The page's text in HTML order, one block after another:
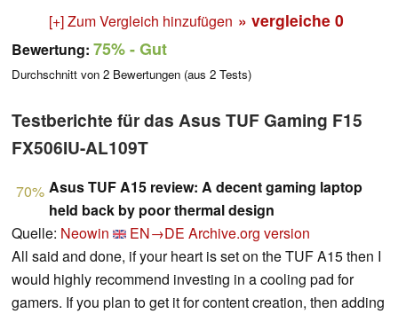
[+] Zum Vergleich hinzufügen » vergleiche 0
Bewertung: 75%- Gut
Durchschnitt von 2 Bewertungen (aus 2 Tests)
Testberichte für das Asus TUF Gaming F15
FX506IU-AL109T
70% Asus TUF A15 review: A decent gaming laptop
held back by poor thermal design
Quelle: Neowin EN→DE Archive.org version
All said and done, if your heart is set on the TUF A15 then I
would highly recommend investing in a cooling pad for
gamers. If you plan to get it for content creation, then adding